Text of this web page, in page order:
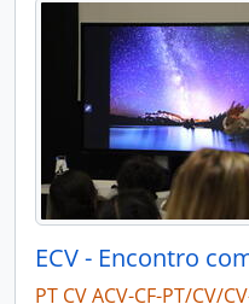
PT CV ACV-CF-PT/CV/